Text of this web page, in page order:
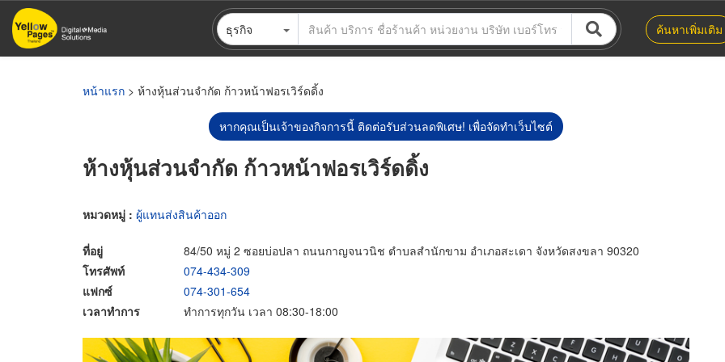
ข้าม
ไป
ธุรกิจ ค้นหาเพิ่มเติม
หน้าแรก > ห้างหุ้นส่วนจำกัด ก้าวหน้าฟอรเวิร์ดดิ้ง
หากคุณเป็นเจ้าของกิจการนี้ ติดต่อรับส่วนลดพิเศษ! เพื่อจัดทำเว็บไซต์
ห้างหุ้นส่วนจำกัด ก้าวหน้าฟอรเวิร์ดดิ้ง
หมวดหมู่ : ผู้แทนส่งสินค้าออก
ที่อยู่
84/50 หมู่ 2 ซอยบ่อปลา ถนนกาญจนวนิช ตำบลสำนักขาม อำเภอสะเดา จังหวัดสงขลา 90320
โทรศัพท์
074-434-309
แฟกซ์
074-301-654
เวลาทำการ
ทำการทุกวัน เวลา 08:30-18:00